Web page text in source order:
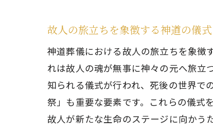
故人の旅立ちを象徴する神道の儀式
神道葬儀における故人の旅立ちを象徴
れは故人の魂が無事に神々の元へ旅立
知られる儀式が行われ、死後の世界で
祭」も重要な要素です。これらの儀式
故人が新たな生命のステージに向かう